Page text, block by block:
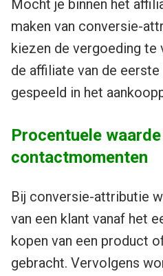
Mocht je binnen het
maken van conversie-
kiezen de vergoeding te
de affiliate van de
gespeeld in het
Procentuele
contactmomenten
Bij conversie-attributie
van een klant vanaf het
kopen van een product
gebracht. Vervolgens